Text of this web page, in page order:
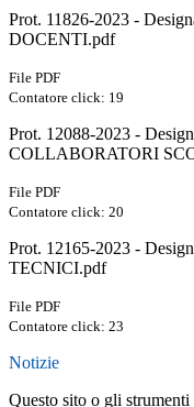
Prot. 11826-2023 -
DOCENTI.pdf
File PDF
Contatore click: 19
Prot. 12088-2023 -
COLLABORATORI
File PDF
Contatore click: 20
Prot. 12165-2023 -
TECNICI.pdf
File PDF
Contatore click: 23
Notizie
Questo sito o gli